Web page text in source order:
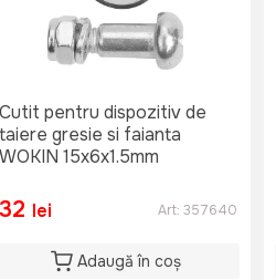
Cutit pentru dispozitiv de
taiere gresie si faianta
WOKIN 15x6x1.5mm
32 lei Art: 357640
Adaugă în coș